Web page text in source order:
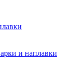
и наплавки